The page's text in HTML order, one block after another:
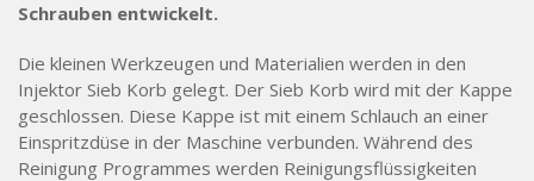
Schrauben entwickelt.
Die kleinen Werkzeugen und Materialien werden in den
Injektor Sieb Korb gelegt. Der Sieb Korb wird mit der Kappe
geschlossen. Diese Kappe ist mit einem Schlauch an einer
Einspritzdüse in der Maschine verbunden. Während des
Reinigung Programmes werden Reinigungsflüssigkeiten